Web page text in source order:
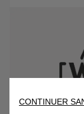
CONTINUER